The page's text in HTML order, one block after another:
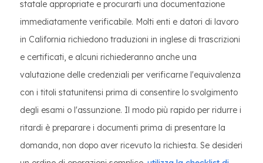
statale appropriate e procurarti una documentazione
immediatamente verificabile. Molti enti e datori di lavoro
in California richiedono traduzioni in inglese di trascrizioni
e certificati, e alcuni richiederanno anche una
valutazione delle credenziali per verificarne l'equivalenza
con i titoli statunitensi prima di consentire lo svolgimento
degli esami o l'assunzione. Il modo più rapido per ridurre i
ritardi è preparare i documenti prima di presentare la
domanda, non dopo aver ricevuto la richiesta. Se desideri